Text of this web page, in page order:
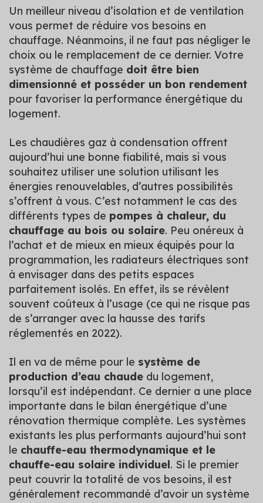
Un meilleur niveau d’isolation et de ventilation
vous permet de réduire vos besoins en
chauffage. Néanmoins, il ne faut pas négliger le
choix ou le remplacement de ce dernier. Votre
système de chauffage doit être bien
dimensionné et posséder un bon rendement
pour favoriser la performance énergétique du
logement.
Les chaudières gaz à condensation offrent
aujourd’hui une bonne fiabilité, mais si vous
souhaitez utiliser une solution utilisant les
énergies renouvelables, d’autres possibilités
s’offrent à vous. C’est notamment le cas des
différents types de pompes à chaleur, du
chauffage au bois ou solaire. Peu onéreux à
l’achat et de mieux en mieux équipés pour la
programmation, les radiateurs électriques sont
à envisager dans des petits espaces
parfaitement isolés. En effet, ils se révèlent
souvent coûteux à l’usage (ce qui ne risque pas
de s’arranger avec la hausse des tarifs
réglementés en 2022).
Il en va de même pour le système de
production d’eau chaude du logement,
lorsqu’il est indépendant. Ce dernier a une place
importante dans le bilan énergétique d’une
rénovation thermique complète. Les systèmes
existants les plus performants aujourd’hui sont
le chauffe-eau thermodynamique et le
chauffe-eau solaire individuel. Si le premier
peut couvrir la totalité de vos besoins, il est
généralement recommandé d’avoir un système